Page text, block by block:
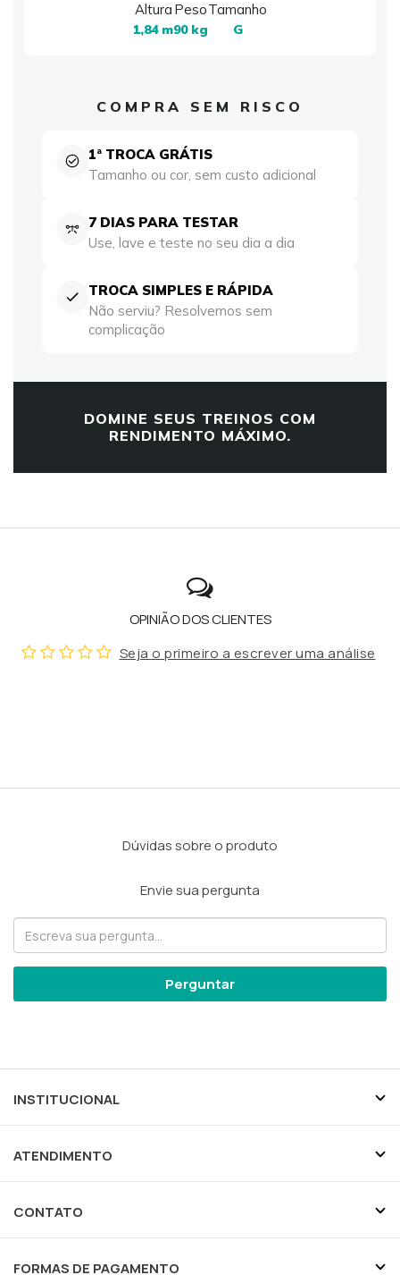
Altura
1,84 m
Peso
90 kg
Tamanho
G
COMPRA SEM RISCO
1ª TROCA GRÁTIS
Tamanho ou cor, sem custo adicional
7 DIAS PARA TESTAR
Use, lave e teste no seu dia a dia
TROCA SIMPLES E RÁPIDA
Não serviu? Resolvemos sem
complicação
DOMINE SEUS TREINOS COM
RENDIMENTO MÁXIMO.
OPINIÃO DOS CLIENTES
Seja o primeiro a escrever uma análise
Dúvidas sobre o produto
Envie sua pergunta
Perguntar
INSTITUCIONAL
ATENDIMENTO
CONTATO
FORMAS DE PAGAMENTO